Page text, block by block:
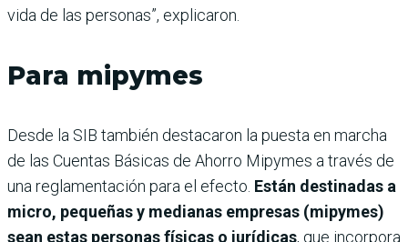
vida de las personas”, explicaron.
Para mipymes
Desde la SIB también destacaron la puesta en marcha
de las Cuentas Básicas de Ahorro Mipymes a través de
una reglamentación para el efecto. Están destinadas a
micro, pequeñas y medianas empresas (mipymes)
sean estas personas físicas o jurídicas, que incorpora